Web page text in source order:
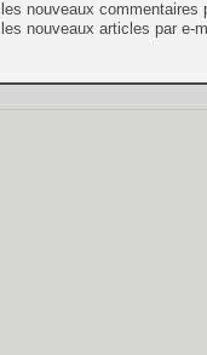
nouveaux commentaires
nouveaux articles par e-